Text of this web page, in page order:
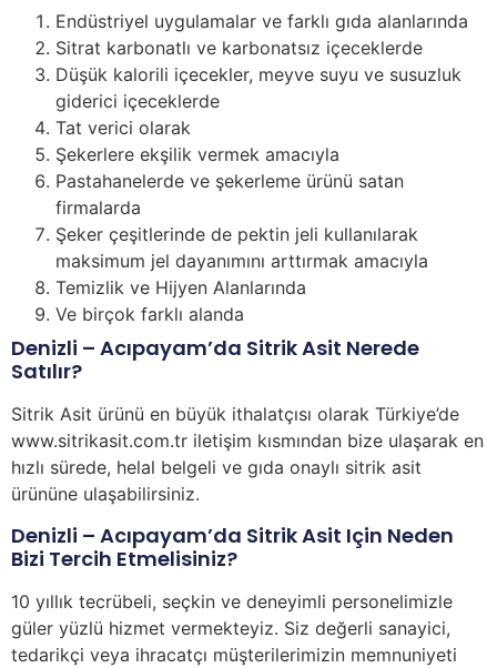
Endüstriyel uygulamalar ve farklı gıda alanlarında
Sitrat karbonatlı ve karbonatsız içeceklerde
Düşük kalorili içecekler, meyve suyu ve susuzluk
giderici içeceklerde
Tat verici olarak
Şekerlere ekşilik vermek amacıyla
Pastahanelerde ve şekerleme ürünü satan
firmalarda
Şeker çeşitlerinde de pektin jeli kullanılarak
maksimum jel dayanımını arttırmak amacıyla
Temizlik ve Hijyen Alanlarında
Ve birçok farklı alanda
Denizli – Acıpayam’da Sitrik Asit Nerede
Satılır?
Sitrik Asit ürünü en büyük ithalatçısı olarak Türkiye’de
www.sitrikasit.com.tr iletişim kısmından bize ulaşarak en
hızlı sürede, helal belgeli ve gıda onaylı sitrik asit
ürününe ulaşabilirsiniz.
Denizli – Acıpayam’da Sitrik Asit Için Neden
Bizi Tercih Etmelisiniz?
10 yıllık tecrübeli, seçkin ve deneyimli personelimizle
güler yüzlü hizmet vermekteyiz. Siz değerli sanayici,
tedarikçi veya ihracatçı müşterilerimizin memnuniyeti